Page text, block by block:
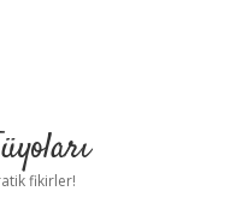
fikirler!